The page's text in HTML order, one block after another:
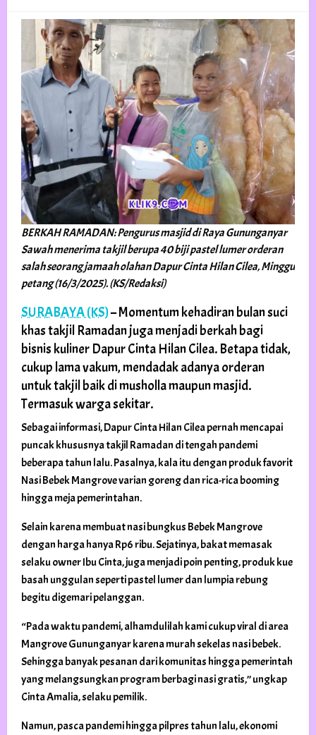
BERKAH RAMADAN: Pengurus masjid di Raya Gununganyar
Sawah menerima takjil berupa 40 biji pastel lumer orderan
salah seorang jamaah olahan Dapur Cinta Hilan Cilea, Minggu
petang (16/3/2025). (KS/Redaksi)
SURABAYA (KS)– Momentum kehadiran bulan suci
khas takjil Ramadan juga menjadi berkah bagi
bisnis kuliner Dapur Cinta Hilan Cilea. Betapa tidak,
cukup lama vakum, mendadak adanya orderan
untuk takjil baik di musholla maupun masjid.
Termasuk warga sekitar.
Sebagai informasi, Dapur Cinta Hilan Cilea pernah mencapai
puncak khususnya takjil Ramadan di tengah pandemi
beberapa tahun lalu. Pasalnya, kala itu dengan produk favorit
Nasi Bebek Mangrove varian goreng dan rica-rica booming
hingga meja pemerintahan.
Selain karena membuat nasi bungkus Bebek Mangrove
dengan harga hanya Rp6 ribu. Sejatinya, bakat memasak
selaku owner Ibu Cinta, juga menjadi poin penting, produk kue
basah unggulan seperti pastel lumer dan lumpia rebung
begitu digemari pelanggan.
“Pada waktu pandemi, alhamdulilah kami cukup viral di area
Mangrove Gununganyar karena murah sekelas nasi bebek.
Sehingga banyak pesanan dari komunitas hingga pemerintah
yang melangsungkan program berbagi nasi gratis,” ungkap
Cinta Amalia, selaku pemilik.
Namun, pasca pandemi hingga pilpres tahun lalu, ekonomi